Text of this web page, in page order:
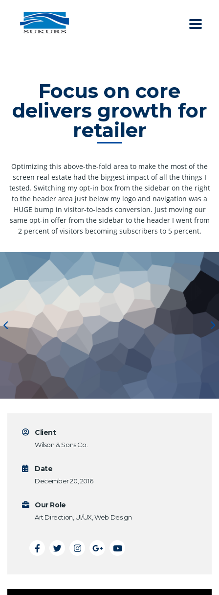
Focus on core
delivers growth for
retailer
Optimizing this above-the-fold area to make the most of the
screen real estate had the biggest impact of all the things I
tested. Switching my opt-in box from the sidebar on the right
to the header area just below my logo and navigation was a
HUGE bump in visitor-to-leads conversion. Just moving our
same opt-in offer from the sidebar to the header I went from
2 percent of visitors becoming subscribers to 5 percent.
Client
Wilson & Sons Co.
Date
December 20, 2016
Our Role
Art Direction, UI/UX, Web Design